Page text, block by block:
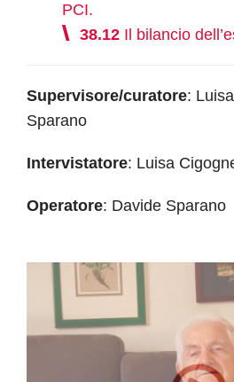
PCI.
38.12 Il bilancio
Supervisore/curatore:
Sparano
Intervistatore: Luisa
Operatore: Davide Sparano